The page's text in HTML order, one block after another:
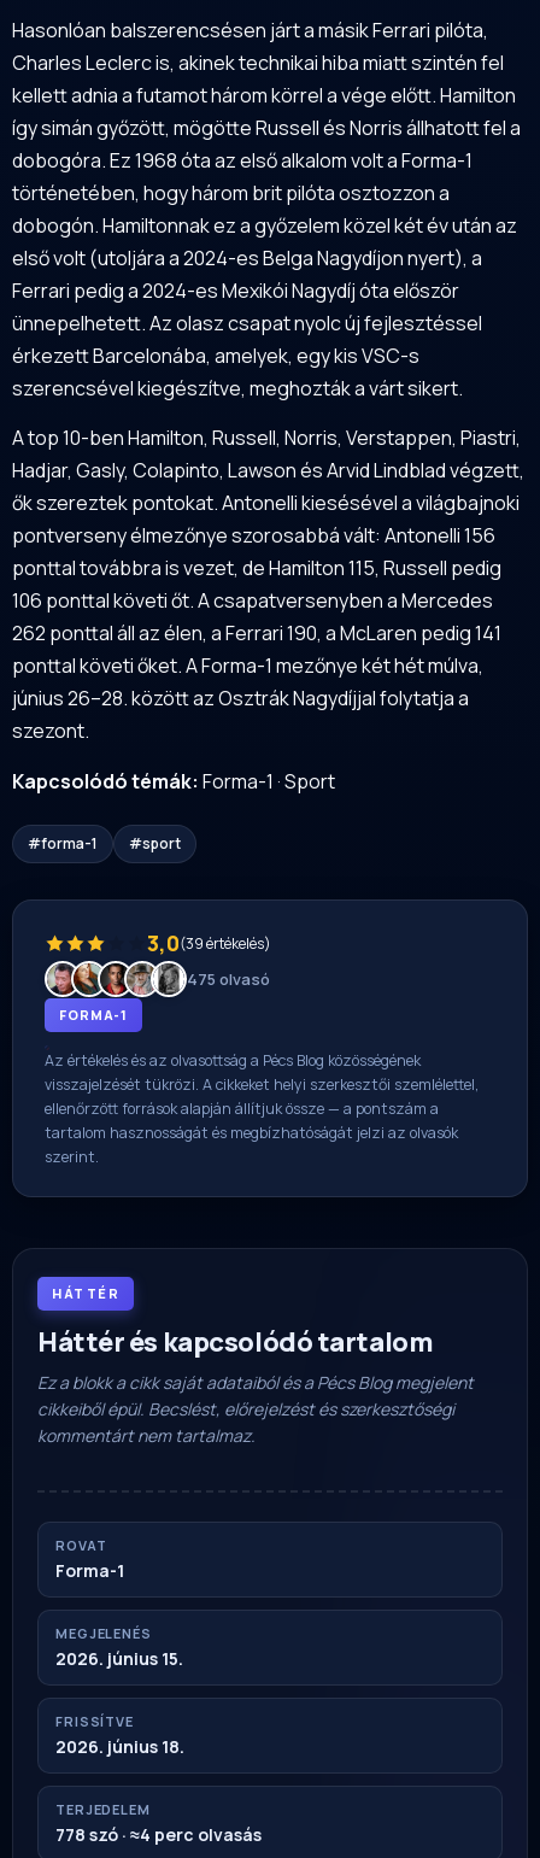
Hasonlóan balszerencsésen járt a másik Ferrari pilóta,
Charles Leclerc is, akinek technikai hiba miatt szintén fel
kellett adnia a futamot három körrel a vége előtt. Hamilton
így simán győzött, mögötte Russell és Norris állhatott fel a
dobogóra. Ez 1968 óta az első alkalom volt a Forma-1
történetében, hogy három brit pilóta osztozzon a
dobogón. Hamiltonnak ez a győzelem közel két év után az
első volt (utoljára a 2024-es Belga Nagydíjon nyert), a
Ferrari pedig a 2024-es Mexikói Nagydíj óta először
ünnepelhetett. Az olasz csapat nyolc új fejlesztéssel
érkezett Barcelonába, amelyek, egy kis VSC-s
szerencsével kiegészítve, meghozták a várt sikert.
A top 10-ben Hamilton, Russell, Norris, Verstappen, Piastri,
Hadjar, Gasly, Colapinto, Lawson és Arvid Lindblad végzett,
ők szereztek pontokat. Antonelli kiesésével a világbajnoki
pontverseny élmezőnye szorosabbá vált: Antonelli 156
ponttal továbbra is vezet, de Hamilton 115, Russell pedig
106 ponttal követi őt. A csapatversenyben a Mercedes
262 ponttal áll az élen, a Ferrari 190, a McLaren pedig 141
ponttal követi őket. A Forma-1 mezőnye két hét múlva,
június 26–28. között az Osztrák Nagydíjjal folytatja a
szezont.
Kapcsolódó témák: Forma-1 ·Sport
#forma-1 #sport
3,0(39 értékelés)
475 olvasó
FORMA-1
Az értékelés és az olvasottság a Pécs Blog közösségének
visszajelzését tükrözi. A cikkeket helyi szerkesztői szemlélettel,
ellenőrzött források alapján állítjuk össze — a pontszám a
tartalom hasznosságát és megbízhatóságát jelzi az olvasók
szerint.
HÁTTÉR
Háttér és kapcsolódó tartalom
Ez a blokk a cikk saját adataiból és a Pécs Blog megjelent
cikkeiből épül. Becslést, előrejelzést és szerkesztőségi
kommentárt nem tartalmaz.
ROVAT
Forma-1
MEGJELENÉS
2026. június 15.
FRISSÍTVE
2026. június 18.
TERJEDELEM
778 szó · ≈4 perc olvasás